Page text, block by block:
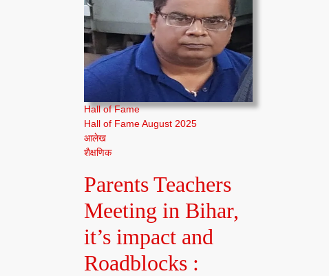
Hall of Fame
Hall of Fame August 2025
आलेख
शैक्षणिक
Parents Teachers
Meeting in Bihar,
it’s impact and
Roadblocks :